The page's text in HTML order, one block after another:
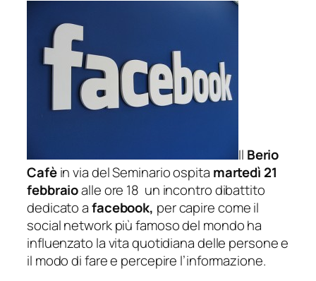
Il Berio
Cafèin via del Seminario ospita martedì 21
febbraioalle ore 18 un incontro dibattito
dedicato afacebook, per capire come il
social network più famoso del mondo ha
influenzato la vita quotidiana delle persone e
il modo di fare e percepire l’informazione.